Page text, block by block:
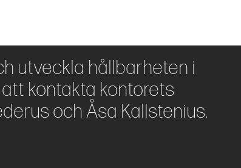
utveckla hållbarheten i
kontakta kontorets
och Åsa Kallstenius.